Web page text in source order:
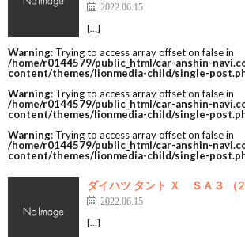
2022.06.15
[…]
Warning: Trying to access array offset on false in
/home/r0144579/public_html/car-anshin-
content/themes/lionmedia-child/single-
Warning: Trying to access array offset on false in
/home/r0144579/public_html/car-anshin-
content/themes/lionmedia-child/single-
Warning: Trying to access array offset on false in
/home/r0144579/public_html/car-anshin-
content/themes/lionmedia-child/single-
ダイハツ タント Ｘ ＳＡ３ （
2022.06.15
[…]